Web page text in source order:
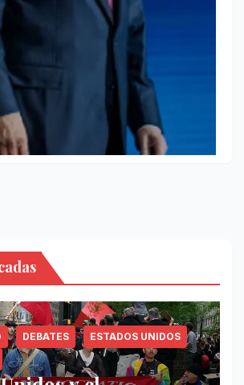
DEBATES
ESTADOS UNIDOS